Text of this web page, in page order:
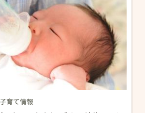
子育て情報